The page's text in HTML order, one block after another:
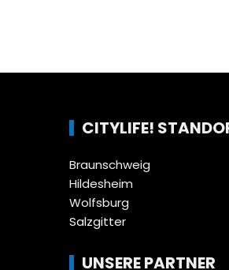
CITYLIFE!
Braunschweig
Hildesheim
Wolfsburg
Salzgitter
UNSERE PARTNER